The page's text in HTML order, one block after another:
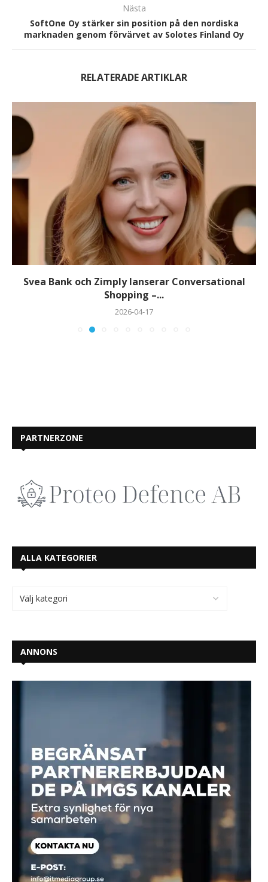
Nästa
SoftOne Oy stärker sin position på den nordiska
marknaden genom förvärvet av Solotes Finland Oy
RELATERADE ARTIKLAR
Svea Bank och Zimply lanserar Conversational
Shopping –...
2026-04-17
PARTNERZONE
ALLA KATEGORIER
ANNONS